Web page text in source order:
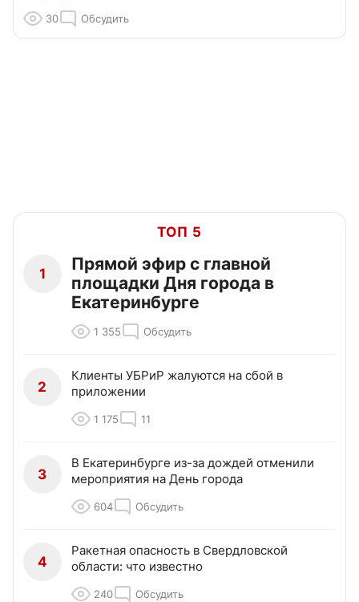
30 Обсудить
ТОП 5
1
Прямой эфир с главной
площадки Дня города в
Екатеринбурге
1 355 Обсудить
2
Клиенты УБРиР жалуются на сбой в
приложении
1 175 11
3
В Екатеринбурге из-за дождей отменили
мероприятия на День города
604 Обсудить
4
Ракетная опасность в Свердловской
области: что известно
240 Обсудить